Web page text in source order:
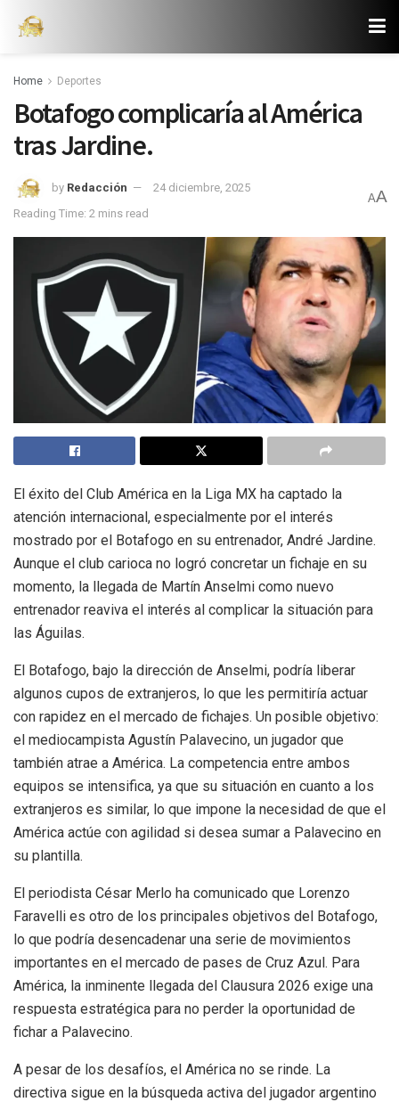
Home Deportes
Botafogo complicaría al América
tras Jardine.
by Redacción
24 diciembre, 2025
Reading Time: 2 mins read
AA
El éxito del Club América en la Liga MX ha captado la
atención internacional, especialmente por el interés
mostrado por el Botafogo en su entrenador, André Jardine.
Aunque el club carioca no logró concretar un fichaje en su
momento, la llegada de Martín Anselmi como nuevo
entrenador reaviva el interés al complicar la situación para
las Águilas.
El Botafogo, bajo la dirección de Anselmi, podría liberar
algunos cupos de extranjeros, lo que les permitiría actuar
con rapidez en el mercado de fichajes. Un posible objetivo:
el mediocampista Agustín Palavecino, un jugador que
también atrae a América. La competencia entre ambos
equipos se intensifica, ya que su situación en cuanto a los
extranjeros es similar, lo que impone la necesidad de que el
América actúe con agilidad si desea sumar a Palavecino en
su plantilla.
El periodista César Merlo ha comunicado que Lorenzo
Faravelli es otro de los principales objetivos del Botafogo,
lo que podría desencadenar una serie de movimientos
importantes en el mercado de pases de Cruz Azul. Para
América, la inminente llegada del Clausura 2026 exige una
respuesta estratégica para no perder la oportunidad de
fichar a Palavecino.
A pesar de los desafíos, el América no se rinde. La
directiva sigue en la búsqueda activa del jugador argentino